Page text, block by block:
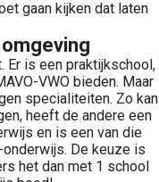
gaan kijken dat laten
Er is een praktijkschool,
VWO bieden. Maar
specialiteiten. Zo kan
heeft de andere een
en is een van die
De keuze is
het dan met 1 school